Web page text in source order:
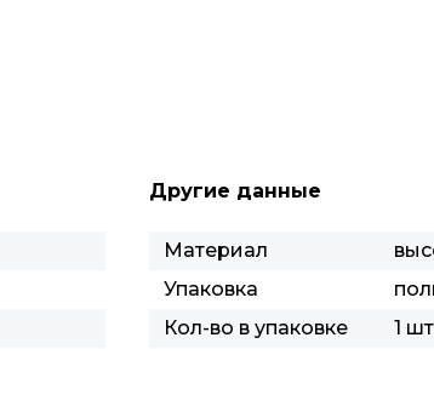
Другие данные
Материал
Упаковка
Кол-во в упаковке
1